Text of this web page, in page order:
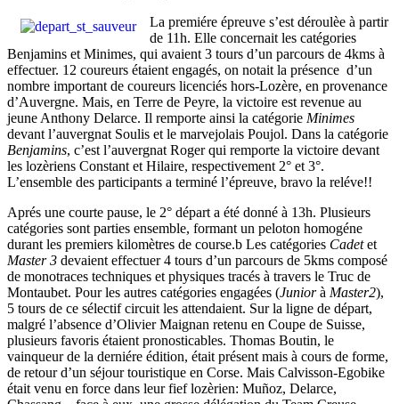
La premiére épreuve s’est déroulèe à partir
de 11h. Elle concernait les catégories
Benjamins et Minimes, qui avaient 3 tours d’un parcours de 4kms à
effectuer. 12 coureurs étaient engagés, on notait la présence d’un
nombre important de coureurs licenciés hors-Lozère, en provenance
d’Auvergne. Mais, en Terre de Peyre, la victoire est revenue au
jeune Anthony Delarce. Il remporte ainsi la catégorie Minimes
devant l’auvergnat Soulis et le marvejolais Poujol. Dans la catégorie
Benjamins, c’est l’auvergnat Roger qui remporte la victoire devant
les lozèriens Constant et Hilaire, respectivement 2° et 3°.
L’ensemble des participants a terminé l’épreuve, bravo la reléve!!
Aprés une courte pause, le 2° départ a été donné à 13h. Plusieurs
catégories sont parties ensemble, formant un peloton homogéne
durant les premiers kilomètres de course.b Les catégories Cadetet
Master 3 devaient effectuer 4 tours d’un parcours de 5kms composé
de monotraces techniques et physiques tracés à travers le Truc de
Montaubet. Pour les autres catégories engagées (Juniorà Master2),
5 tours de ce sélectif circuit les attendaient. Sur la ligne de départ,
malgré l’absence d’Olivier Maignan retenu en Coupe de Suisse,
plusieurs favoris étaient pronosticables. Thomas Boutin, le
vainqueur de la derniére édition, était présent mais à cours de forme,
de retour d’un séjour touristique en Corse. Mais Calvisson-Egobike
était venu en force dans leur fief lozèrien: Muñoz, Delarce,